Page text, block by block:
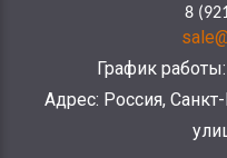
8
График
Адрес: Россия,